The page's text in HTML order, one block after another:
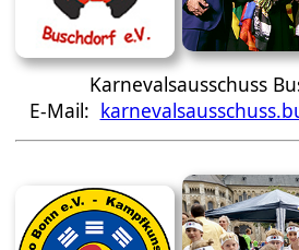
Karnevalsausschuss
E-Mail: